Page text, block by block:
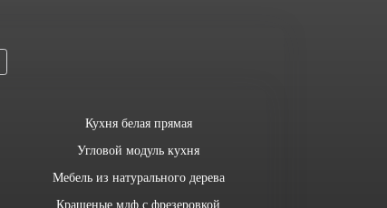
Кухня белая прямая
Угловой модуль кухня
Мебель из натурального дерева
Крашеные мдф с фрезеровкой